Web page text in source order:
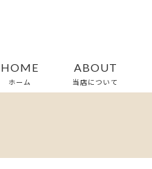
HOME
ホーム
ABOUT
当店について